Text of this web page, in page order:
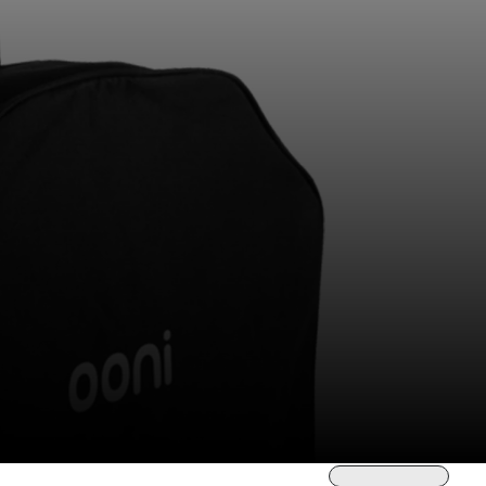
Sortieren nach